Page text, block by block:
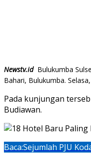
Newstv.idBulukumba
Bahari, Bulukumba.
Pada kunjungan
Budiawan.
Baca:Sejumlah PJU